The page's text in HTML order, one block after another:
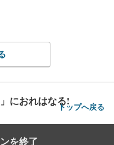
におれはなる!トップへ戻る
を終了